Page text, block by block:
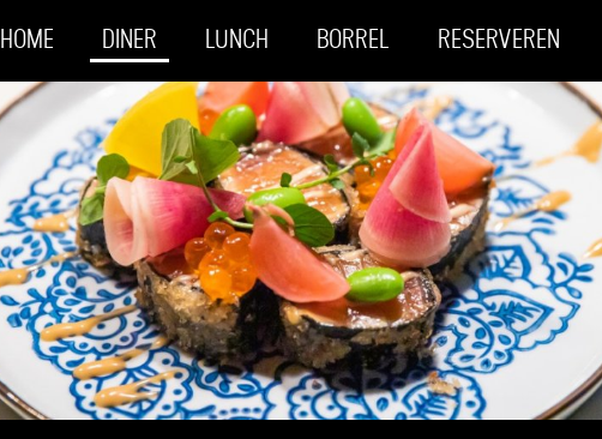
HOME DINER LUNCH BORREL RESERVEREN